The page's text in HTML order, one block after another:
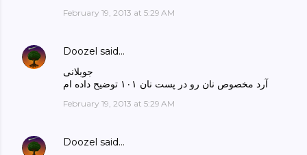
February 19, 2013 at 5:29 AM
Doozel said…
جوبلانی
آرد مخصوص نان رو در پست نان ۱۰۱ توضیح داده ام
February 19, 2013 at 5:29 AM
Doozel said…